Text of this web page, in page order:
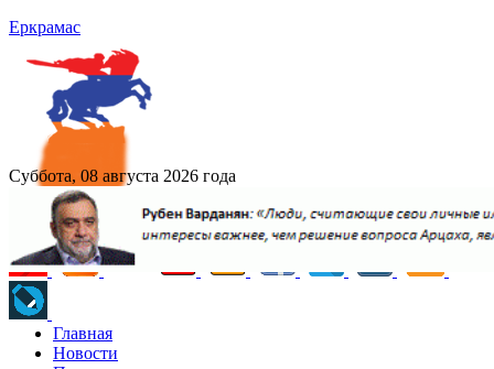
Еркрамас
Суббота, 08 августа 2026 года
Главная
Новости